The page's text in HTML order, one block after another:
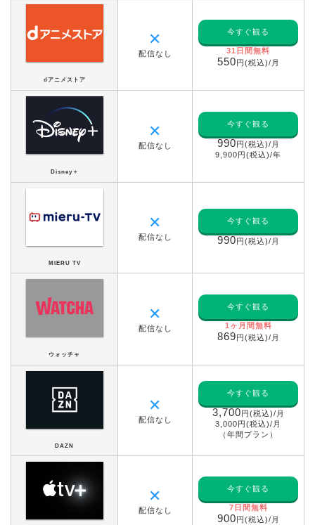
dアニメストア
✕
配信なし
今すぐ観る
31日間無料
550円(税込)/月
Disney＋
✕
配信なし
今すぐ観る
990円(税込)/月
9,900円(税込)/年
MIERU TV
✕
配信なし
今すぐ観る
990円(税込)/月
ウォッチャ
✕
配信なし
今すぐ観る
1ヶ月間無料
869円(税込)/月
DAZN
✕
配信なし
今すぐ観る
3,700円(税込)/月
3,000円(税込)/月
（年間プラン）
✕
配信なし
今すぐ観る
7日間無料
900円(税込)/月